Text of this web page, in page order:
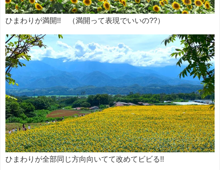
ひまわりが満開!! （満開って表現でいいの??）
ひまわりが全部同じ方向向いてて改めてビビる!!